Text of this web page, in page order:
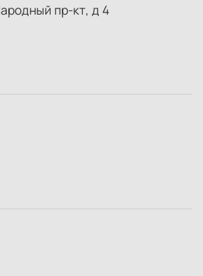
пр-кт, д 4